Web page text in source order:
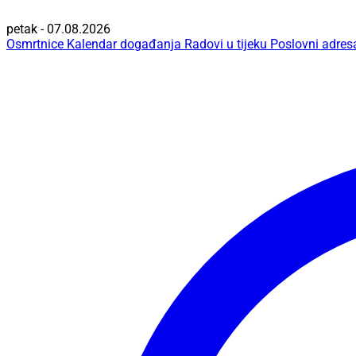
petak - 07.08.2026
Osmrtnice Kalendar događanja Radovi u tijeku Poslovni